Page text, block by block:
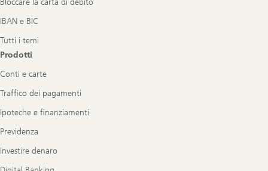
Bloccare la carta di debito
IBAN e BIC
Tutti i temi
Prodotti
Conti e carte
Traffico dei pagamenti
Ipoteche e finanziamenti
Previdenza
Investire denaro